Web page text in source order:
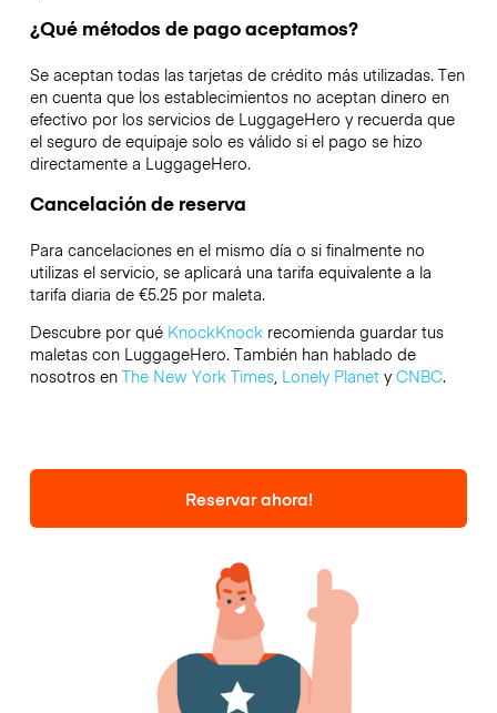
¿Qué métodos de pago aceptamos?
Se aceptan todas las tarjetas de crédito más utilizadas. Ten
en cuenta que los establecimientos no aceptan dinero en
efectivo por los servicios de LuggageHero y recuerda que
el seguro de equipaje solo es válido si el pago se hizo
directamente a LuggageHero.
Cancelación de reserva
Para cancelaciones en el mismo día o si finalmente no
utilizas el servicio, se aplicará una tarifa equivalente a la
tarifa diaria de €5.25 por maleta.
Descubre por qué KnockKnockrecomienda guardar tus
maletas con LuggageHero. También han hablado de
nosotros en The New York Times, Lonely Planety CNBC.
Reservar ahora!